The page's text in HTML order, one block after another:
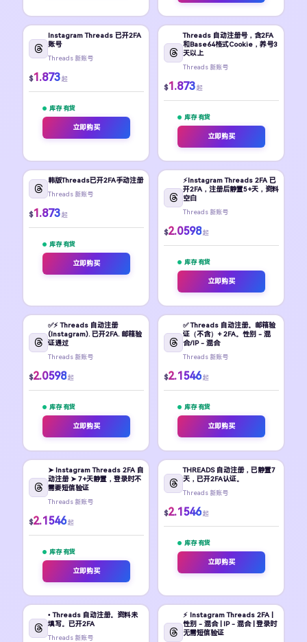
Instagram Threads 已开2FA
账号
Threads 新账号
$1.873 起
库存 有货
立即购买
Threads 自动注册号，含2FA
和Base64格式Cookie，养号3
天以上
Threads 新账号
$1.873 起
库存 有货
立即购买
韩版Threads已开2FA手动注册
Threads 新账号
$1.873 起
库存 有货
立即购买
⚡️Instagram Threads 2FA 已
开2FA，注册后静置5+天，资料
空白
Threads 新账号
$2.0598 起
库存 有货
立即购买
✅⚡️ Threads 自动注册
(Instagram). 已开2FA. 邮箱验
证通过
Threads 新账号
$2.0598 起
库存 有货
立即购买
✅ Threads 自动注册。邮箱验
证（不含）+ 2FA。性别 - 混
合/IP - 混合
Threads 新账号
$2.1546 起
库存 有货
立即购买
➤ Instagram Threads 2FA 自
动注册 ➤ 7+天静置，登录时不
需要短信验证
Threads 新账号
$2.1546 起
库存 有货
立即购买
THREADS 自动注册，已静置7
天，已开2FA认证。
Threads 新账号
$2.1546 起
库存 有货
立即购买
• Threads 自动注册。资料未
填写。已开2FA
Threads 新账号
⚡️ Instagram Threads 2FA |
性别 - 混合 | IP - 混合 | 登录时
无需短信验证